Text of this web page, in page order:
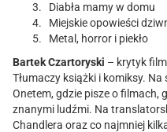
Diabła mamy w domu
Miejskie opowieści
Metal, horror i piekło
Bartek Czartoryski – krytyk
Tłumaczy książki i komiksy. Na
Onetem, gdzie pisze o filmach,
znanymi ludźmi. Na
Chandlera oraz co najmniej